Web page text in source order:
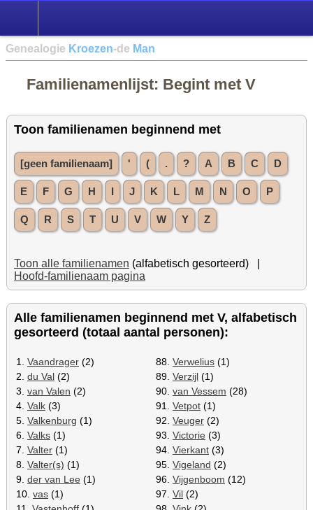
Genealogie Kroezen-de Man
Familienamenlijst: Begint met V
Toon familienamen beginnend met
[geen familienaam] ' ( . ? A B C D
E F G H J K L M N O P
Q R S T U V W Y Z
Toon alle familienamen (alfabetisch gesorteerd) |
Hoofd-familienaam pagina
Alle familienamen beginnend met V, alfabetisch
gesorteerd (totaal aantal personen):
1. Vaandrager (2)
2. du Val (2)
3. van Valen (2)
4. Valk (3)
5. Valkenburg (1)
6. Valks (1)
7. Valter (1)
8. Valter(s) (1)
9. der van Lee (1)
10. vas (1)
88. Verwelius (1)
89. Verzijl (1)
90. van Vessem (28)
91. Vetpot (1)
92. Veuger (2)
93. Victorie (3)
94. Vierkant (3)
95. Vigeland (2)
96. Vijgenboom (12)
97. Vil (2)